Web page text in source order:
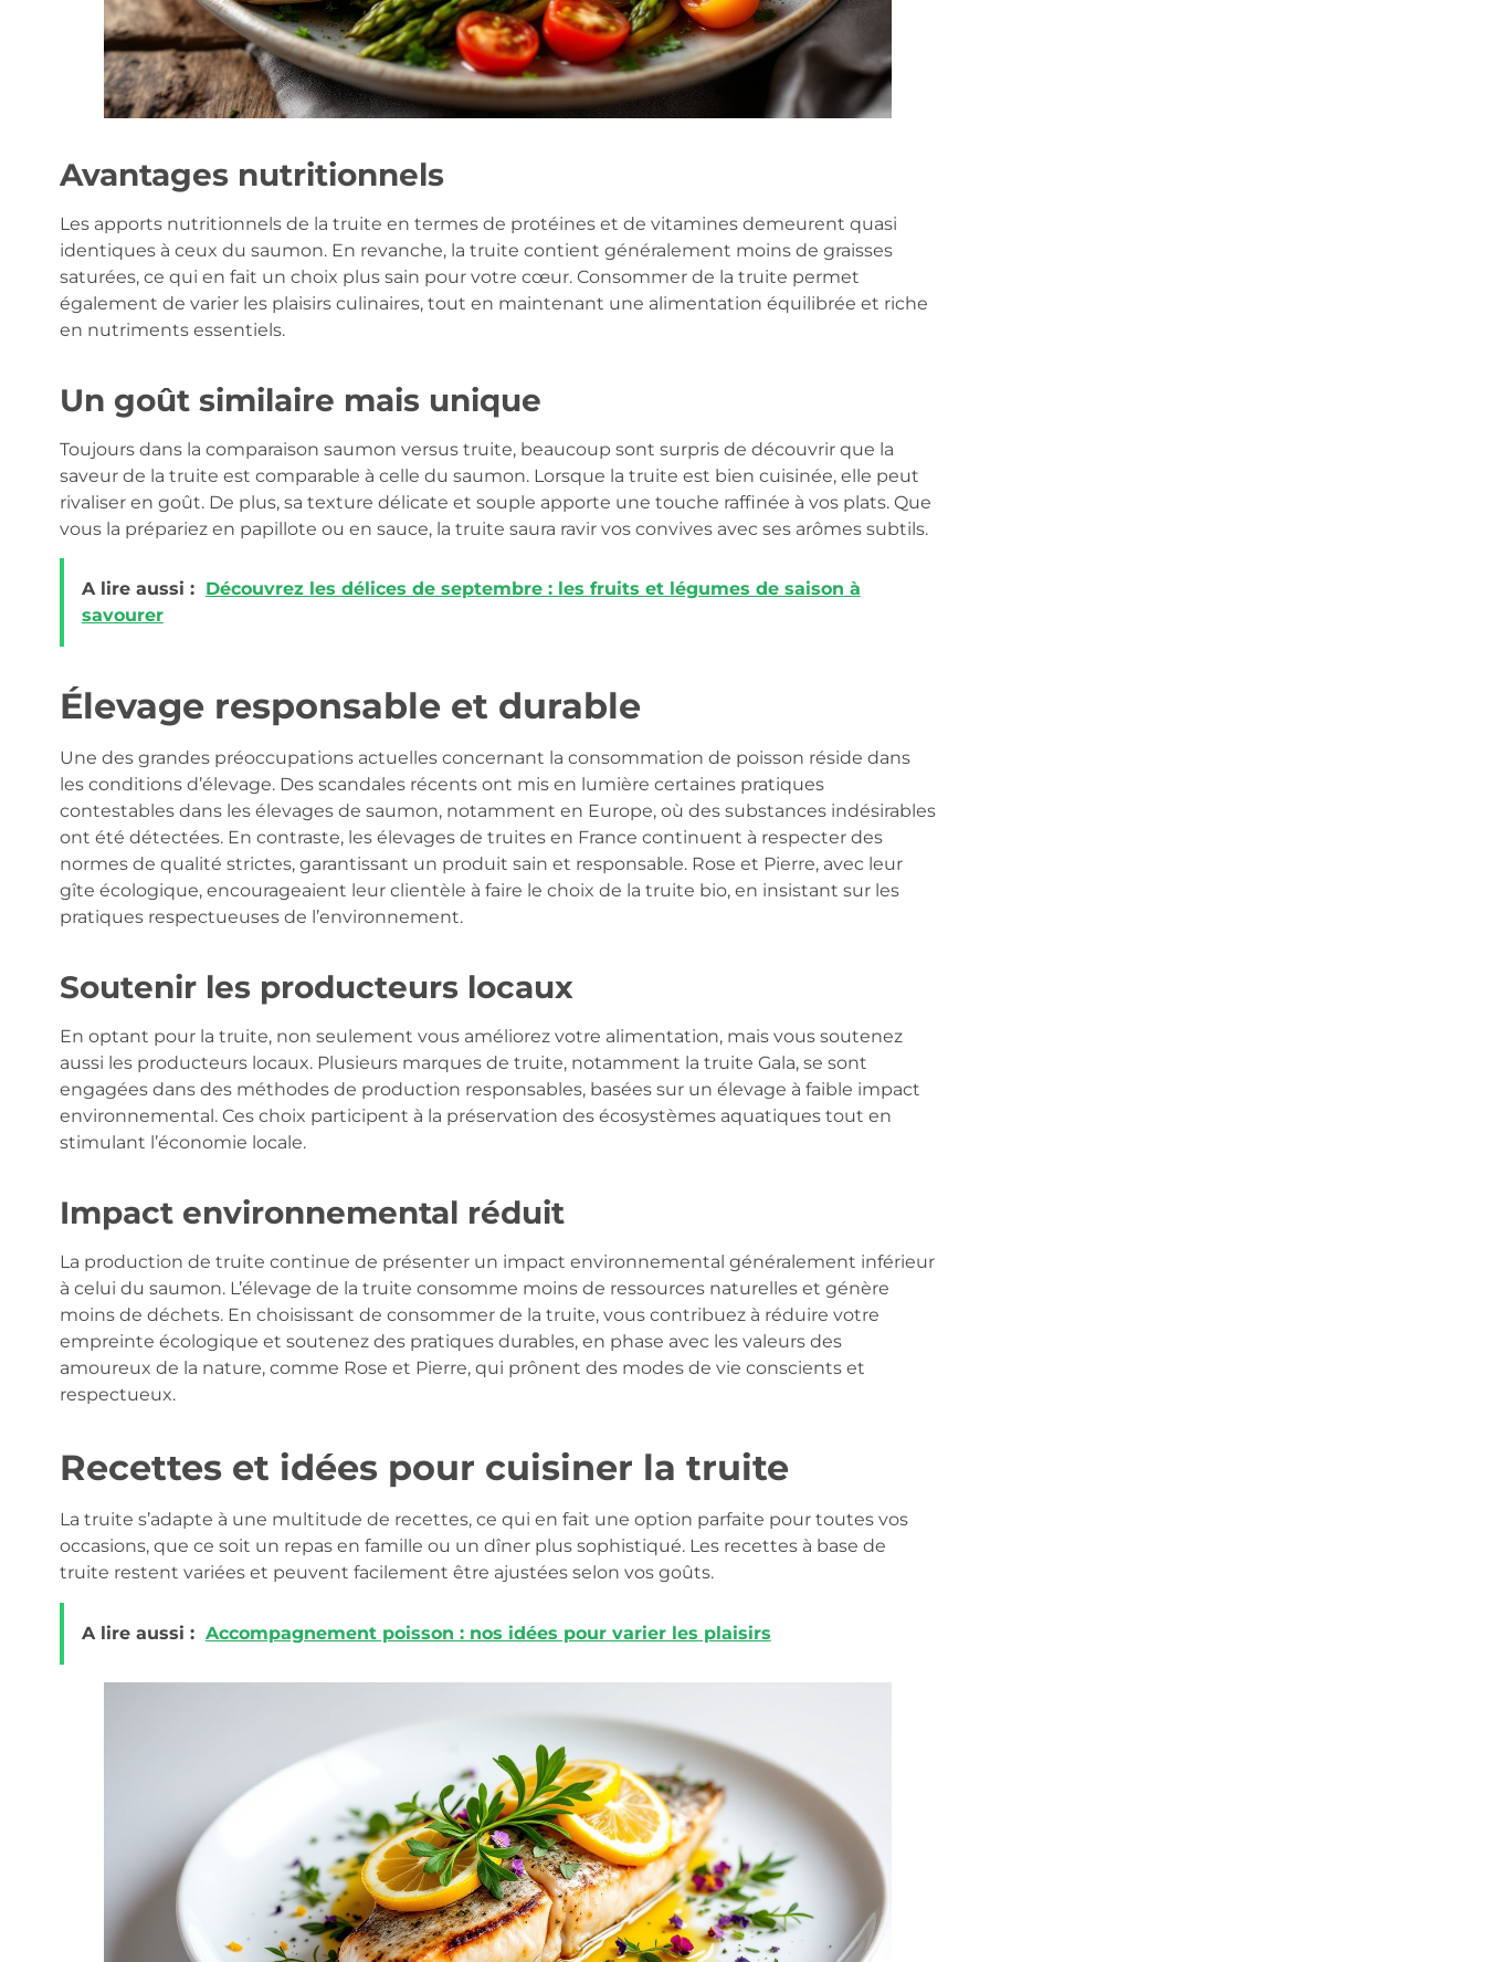
Avantages nutritionnels
Les apports nutritionnels de la truite en termes de protéines et de vitamines demeurent quasi
identiques à ceux du saumon. En revanche, la truite contient généralement moins de graisses
saturées, ce qui en fait un choix plus sain pour votre cœur. Consommer de la truite permet
également de varier les plaisirs culinaires, tout en maintenant une alimentation équilibrée et riche
en nutriments essentiels.
Un goût similaire mais unique
Toujours dans la comparaison saumon versus truite, beaucoup sont surpris de découvrir que la
saveur de la truite est comparable à celle du saumon. Lorsque la truite est bien cuisinée, elle peut
rivaliser en goût. De plus, sa texture délicate et souple apporte une touche raffinée à vos plats. Que
vous la prépariez en papillote ou en sauce, la truite saura ravir vos convives avec ses arômes subtils.
A lire aussi : Découvrez les délices de septembre : les fruits et légumes de saison à
savourer
Élevage responsable et durable
Une des grandes préoccupations actuelles concernant la consommation de poisson réside dans
les conditions d’élevage. Des scandales récents ont mis en lumière certaines pratiques
contestables dans les élevages de saumon, notamment en Europe, où des substances indésirables
ont été détectées. En contraste, les élevages de truites en France continuent à respecter des
normes de qualité strictes, garantissant un produit sain et responsable. Rose et Pierre, avec leur
gîte écologique, encourageaient leur clientèle à faire le choix de la truite bio, en insistant sur les
pratiques respectueuses de l’environnement.
Soutenir les producteurs locaux
En optant pour la truite, non seulement vous améliorez votre alimentation, mais vous soutenez
aussi les producteurs locaux. Plusieurs marques de truite, notamment la truite Gala, se sont
engagées dans des méthodes de production responsables, basées sur un élevage à faible impact
environnemental. Ces choix participent à la préservation des écosystèmes aquatiques tout en
stimulant l’économie locale.
Impact environnemental réduit
La production de truite continue de présenter un impact environnemental généralement inférieur
à celui du saumon. L’élevage de la truite consomme moins de ressources naturelles et génère
moins de déchets. En choisissant de consommer de la truite, vous contribuez à réduire votre
empreinte écologique et soutenez des pratiques durables, en phase avec les valeurs des
amoureux de la nature, comme Rose et Pierre, qui prônent des modes de vie conscients et
respectueux.
Recettes et idées pour cuisiner la truite
La truite s’adapte à une multitude de recettes, ce qui en fait une option parfaite pour toutes vos
occasions, que ce soit un repas en famille ou un dîner plus sophistiqué. Les recettes à base de
truite restent variées et peuvent facilement être ajustées selon vos goûts.
A lire aussi : Accompagnement poisson : nos idées pour varier les plaisirs